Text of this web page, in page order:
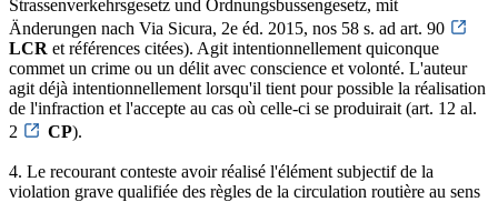
Strassenverkehrsgesetz und Ordnungsbussengesetz, mit
Änderungen nach Via Sicura, 2e éd. 2015, nos 58 s. ad art. 90
LCR et références citées). Agit intentionnellement quiconque
commet un crime ou un délit avec conscience et volonté. L'auteur
agit déjà intentionnellement lorsqu'il tient pour possible la réalisation
de l'infraction et l'accepte au cas où celle-ci se produirait (art. 12 al.
2
CP).
4. Le recourant conteste avoir réalisé l'élément subjectif de la
violation grave qualifiée des règles de la circulation routière au sens